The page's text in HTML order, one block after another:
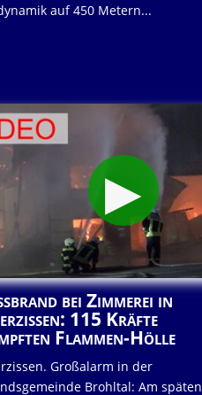
auf 450 Metern...
bei Zimmerei in
115 Kräfte
Flammen-Hölle
Großalarm in der
Brohltal: Am späten